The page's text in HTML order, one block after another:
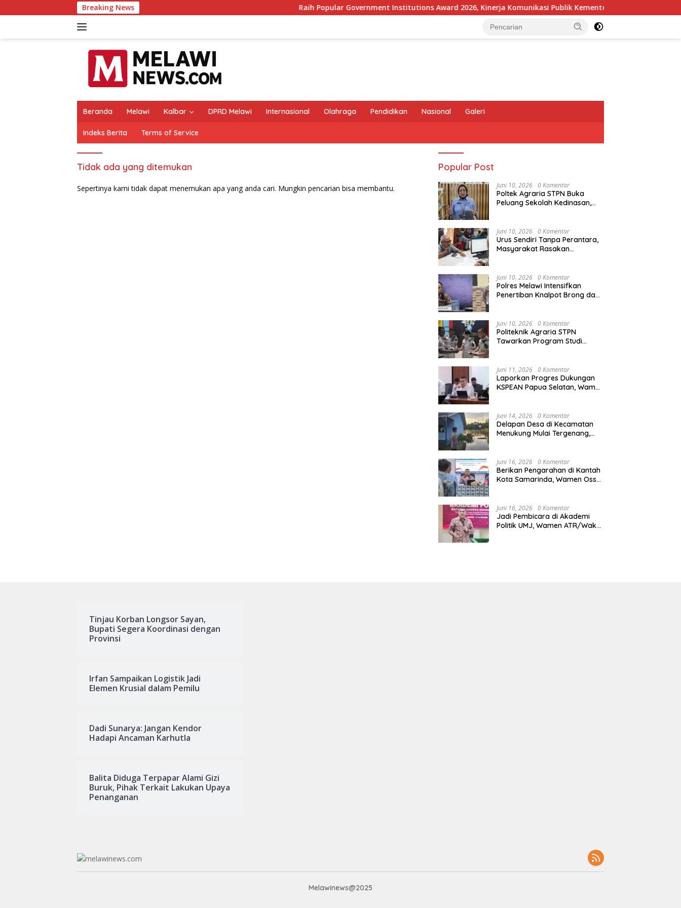
ke
Breaking News Raih Popular Government Institutions Award 2026, Kinerja Komunikasi Publik Kementerian ATR/BPN Kembali
Beranda Melawi Kalbar DPRD Melawi Internasional Olahraga Pendidikan Nasional Galeri
Indeks Berita Terms of Service
Tidak ada yang ditemukan
Sepertinya kami tidak dapat menemukan apa yang anda cari. Mungkin pencarian bisa membantu.
Popular Post
Juni 10, 2026 0 Komentar
Poltek Agraria STPN Buka
Peluang Sekolah Kedinasan,
Agraria/Pertanahan dan Tata
Ruang
Juni 10, 2026 0 Komentar
Urus Sendiri Tanpa Perantara,
Masyarakat Rasakan
Juni 10, 2026 0 Komentar
Polres Melawi Intensifkan
Penertiban Knalpot Brong dan
Juni 10, 2026 0 Komentar
Politeknik Agraria STPN
Tawarkan Program Studi
Juni 11, 2026 0 Komentar
Laporkan Progres Dukungan
KSPEAN Papua Selatan, Wamen
Nasional
Juni 14, 2026 0 Komentar
Delapan Desa di Kecamatan
Menukung Mulai Tergenang,
Juni 16, 2026 0 Komentar
Berikan Pengarahan di Kantah
Kota Samarinda, Wamen Ossy:
Kalimantan Timur
Juni 16, 2026 0 Komentar
Jadi Pembicara di Akademi
Politik UMJ, Wamen ATR/Waka
Tinjau Korban Longsor Sayan,
Bupati Segera Koordinasi dengan
Provinsi
Irfan Sampaikan Logistik Jadi
Elemen Krusial dalam Pemilu
Dadi Sunarya: Jangan Kendor
Hadapi Ancaman Karhutla
Balita Diduga Terpapar Alami Gizi
Buruk, Pihak Terkait Lakukan Upaya
Penanganan
Melawinews@2025